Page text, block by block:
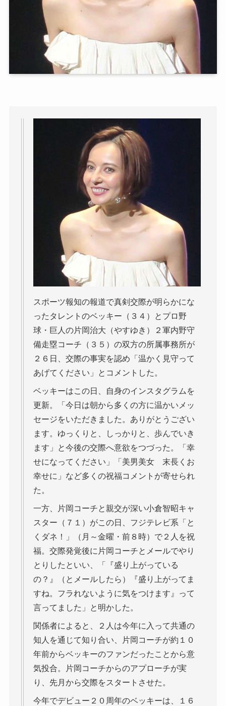
スポーツ報知の報道で真剣交際が明らかにな
ったタレントのベッキー（３４）とプロ野
球・巨人の片岡治大（やすゆき）２軍内野守
備走塁コーチ（３５）の双方の所属事務所が
２６日、交際の事実を認め「温かく見守って
あげてください」とコメントした。
ベッキーはこの日、自身のインスタグラムを
更新。「今日は朝から多くの方に温かいメッ
セージをいただきました。ありがとうござい
ます。ゆっくりと、しっかりと、歩んでいき
ます」と今後の交際へ意欲をつづった。「幸
せになってください」「美男美女 末長くお
幸せに」など多くの祝福コメントが寄せられ
た。
一方、片岡コーチと親交が深い小倉智昭キャ
スター（７１）がこの日、フジテレビ系「と
くダネ！」（月～金曜・前８時）で２人を祝
福。交際発覚後に片岡コーチとメールでやり
とりしたといい、「『盛り上がっている
の？』（とメールしたら）『盛り上がってま
すね。フラれないように気をつけます』って
言ってました」と明かした。
関係者によると、２人は今年に入って共通の
知人を通じて知り合い、片岡コーチが約１０
年前からベッキーのファンだったことから意
気投合。片岡コーチからのアプローチが実
り、先月から交際をスタートさせた。
今年でデビュー２０周年のベッキーは、１６